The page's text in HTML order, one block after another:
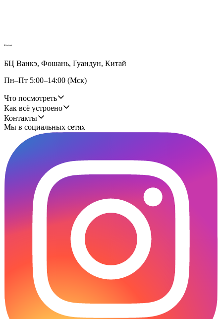
БЦ Ванкэ, Фошань, Гуандун, Китай
Пн–Пт 5:00–14:00 (Мск)
Что посмотреть
Как всё устроено
Контакты
Мы в социальных сетях